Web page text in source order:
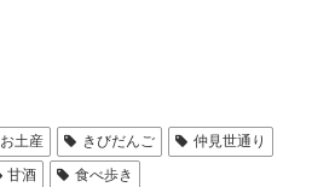
お土産 きびだんご
仲見世通り
甘酒 食べ歩き